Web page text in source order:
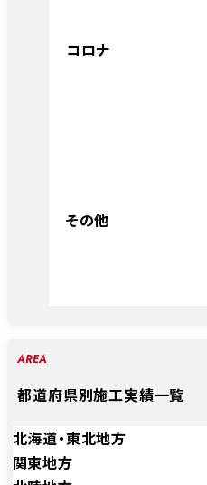
コロナ
その他
AREA
都道府県別施工実績一覧
北海道・東北地方
関東地方